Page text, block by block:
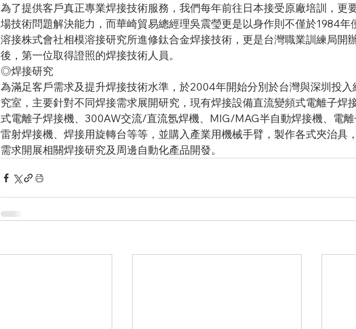
為了提供客戶真正專業焊接技術服務，我們每年前往日本接受原廠培訓，更
場技術問題解決能力，而華崎貿易總經理吳震瑩更是以身作則不僅於1984年
溶接株式會社相模溶接研究所進修鈦合金焊接技術，更是台灣職業訓練局開
後，第一位取得證照的焊接技術人員。
◎焊接研究
為滿足客戶需求及提升焊接技術水準，於2004年開始分別於台灣與深圳投
究室，主要針對不同焊接需求展開研究，現有焊接設備直流變頻式電離子焊
式電離子焊接機、300AW交流/直流氬焊機、MIG/MAG半自動焊接機、電離
雷射焊接機、焊接用旋轉台等等，並購入產業用機械手臂，製作各式夾治具
需求開展相關焊接研究及周邊自動化產品開發。